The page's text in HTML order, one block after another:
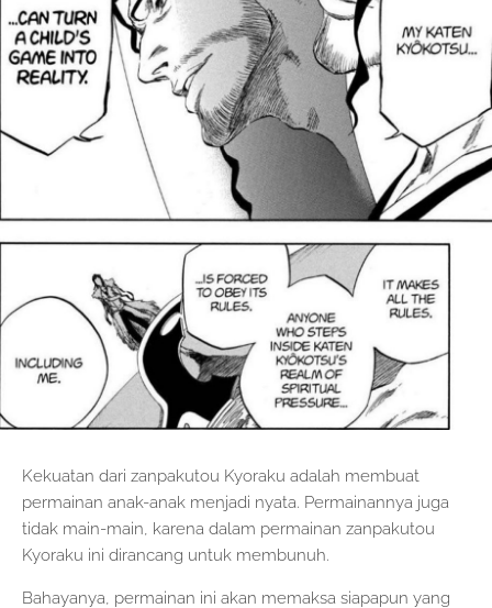
Kekuatan dari zanpakutou Kyoraku adalah membuat
permainan anak-anak menjadi nyata. Permainannya juga
tidak main-main, karena dalam permainan zanpakutou
Kyoraku ini dirancang untuk membunuh.
Bahayanya, permainan ini akan memaksa siapapun yang